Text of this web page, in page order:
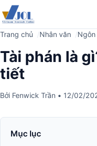
Trang chủ Nhân văn
Tài phán là
tiết
Bởi Fenwick Trần • 12/02/
Mục lục